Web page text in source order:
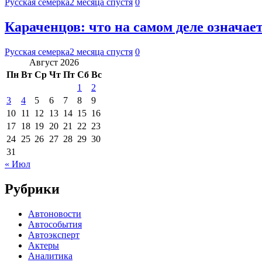
Русская семерка2 месяца спустя 0
Караченцов: что на самом деле
Русская семерка2 месяца спустя 0
Август 2026
Пн Вт Ср Чт Пт Сб Вс
1
2
3
4 5 6 7 8
9
10 11 12 13 14 15 16
17 18 19 20 21 22 23
24 25 26 27 28 29 30
31
« Июл
Рубрики
Автоновости
Автособытия
Автоэксперт
Актеры
Аналитика